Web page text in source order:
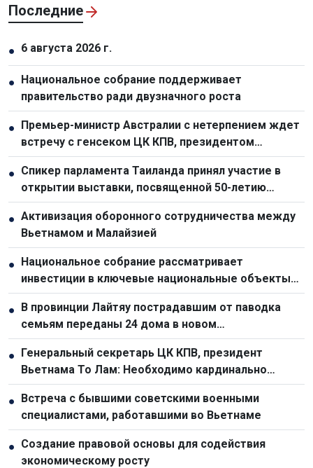
Последние
● 6 августа 2026 г.
● Национальное собрание поддерживает
правительство ради двузначного роста
● Премьер-министр Австралии с нетерпением ждет
встречу с генсеком ЦК КПВ, президентом
Вьетнама То Ламом
● Спикер парламента Таиланда принял участие в
открытии выставки, посвященной 50-летию
отношений с Вьетнамом
● Активизация оборонного сотрудничества между
Вьетнамом и Малайзией
● Национальное собрание рассматривает
инвестиции в ключевые национальные объекты
для стимулирования экономического роста
● В провинции Лайтяу пострадавшим от паводка
семьям переданы 24 дома в новом
переселенческом посёлке
● Генеральный секретарь ЦК КПВ, президент
Вьетнама То Лам: Необходимо кардинально
обновить планирование и организационную работу
по развитию инфраструктуры
● Встреча с бывшими советскими военными
специалистами, работавшими во Вьетнаме
● Создание правовой основы для содействия
экономическому росту